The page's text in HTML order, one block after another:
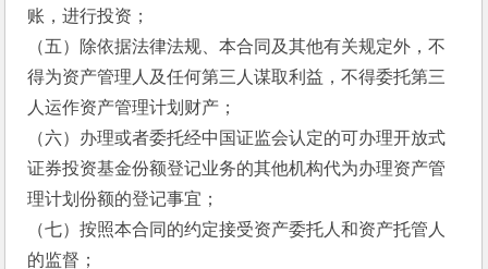
账，进行投资；
（五）除依据法律法规、本合同及其他有关规定外，不
得为资产管理人及任何第三人谋取利益，不得委托第三
人运作资产管理计划财产；
（六）办理或者委托经中国证监会认定的可办理开放式
证券投资基金份额登记业务的其他机构代为办理资产管
理计划份额的登记事宜；
（七）按照本合同的约定接受资产委托人和资产托管人
的监督；